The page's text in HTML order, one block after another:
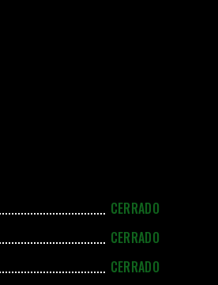
CERRADO
CERRADO
CERRADO